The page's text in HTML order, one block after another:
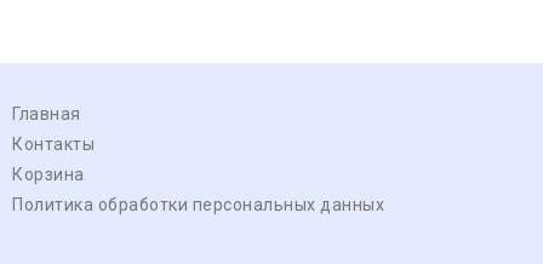
Главная
Контакты
Корзина
Политика обработки персональных данных